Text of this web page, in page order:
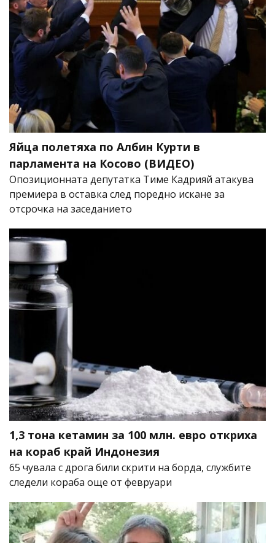
Яйца полетяха по Албин Курти в
парламента на Косово (ВИДЕО)
Опозиционната депутатка Тиме Кадрияй атакува
премиера в оставка след поредно искане за
отсрочка на заседанието
1,3 тона кетамин за 100 млн. евро откриха
на кораб край Индонезия
65 чувала с дрога били скрити на борда, службите
следели кораба още от февруари